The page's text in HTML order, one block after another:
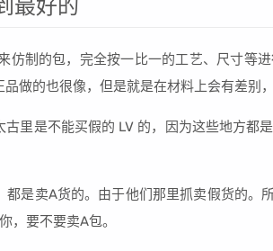
最好的
仿制的包，完全按一比一的工艺、尺寸等
做的也很像，但是就是在材料上会有差别
里是不能买假的 LV 的，因为这些地方都
是卖A货的。由于他们那里抓卖假货的。
，要不要卖A包。